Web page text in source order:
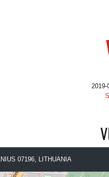
2019-
07196, LITHUANIA